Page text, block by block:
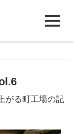
がる町工場の記